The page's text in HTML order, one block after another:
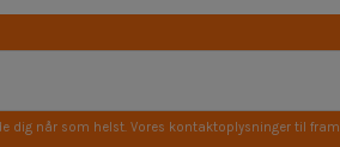
dig når som helst. Vores kontaktoplysninger til